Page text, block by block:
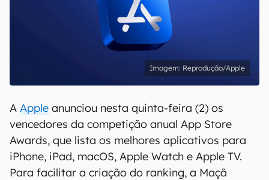
Reprodução/Apple
A Apple anunciou nesta quinta-feira (2) os
vencedores da competição anual App Store
Awards, que lista os melhores aplicativos para
iPhone, iPad, macOS, Apple Watch e Apple TV.
Para facilitar a criação do ranking, a Maçã